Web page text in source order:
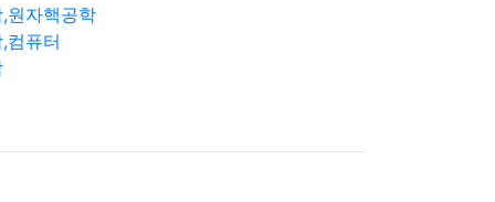
원자핵공학
컴퓨터